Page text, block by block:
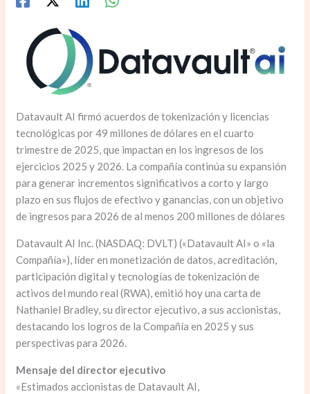
Datavault AI firmó acuerdos de tokenización y licencias
tecnológicas por 49 millones de dólares en el cuarto
trimestre de 2025, que impactan en los ingresos de los
ejercicios 2025 y 2026. La compañía continúa su expansión
para generar incrementos significativos a corto y largo
plazo en sus flujos de efectivo y ganancias, con un objetivo
de ingresos para 2026 de al menos 200 millones de dólares
Datavault AI Inc. (NASDAQ: DVLT) («Datavault AI» o «la
Compañía»), líder en monetización de datos, acreditación,
participación digital y tecnologías de tokenización de
activos del mundo real (RWA), emitió hoy una carta de
Nathaniel Bradley, su director ejecutivo, a sus accionistas,
destacando los logros de la Compañía en 2025 y sus
perspectivas para 2026.
Mensaje del director ejecutivo
«Estimados accionistas de Datavault AI,